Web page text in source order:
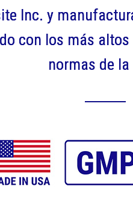
lnc. y
con los más
normas de la